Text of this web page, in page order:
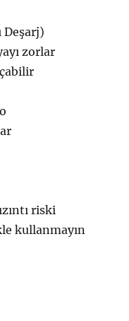
Deşarj)‍
zorlar
riski
kullanmayın